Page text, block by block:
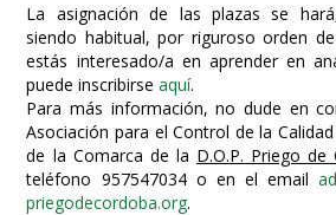
La asignación de las plazas se
siendo habitual, por riguroso orden de
estás interesado/a en aprender en
puede inscribirseaquí.
Para más información, no dude en
Asociación para el Control de la
de la Comarca de la D.O.P. Priego de
teléfono 957547034 o en el email
priegodecordoba.org.